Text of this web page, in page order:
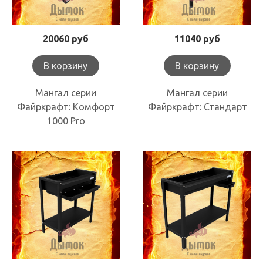
20060 руб
В корзину
Мангал серии
Файркрафт: Комфорт
1000 Pro
11040 руб
В корзину
Мангал серии
Файркрафт: Стандарт